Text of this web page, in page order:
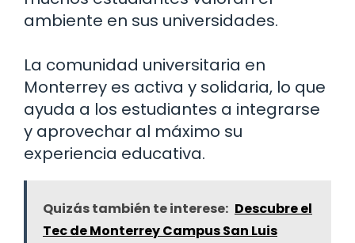
ambiente en sus universidades.
La comunidad universitaria en
Monterrey es activa y solidaria, lo que
ayuda a los estudiantes a integrarse
y aprovechar al máximo su
experiencia educativa.
Quizás también te interese: Descubre el
Tec de Monterrey Campus San Luis